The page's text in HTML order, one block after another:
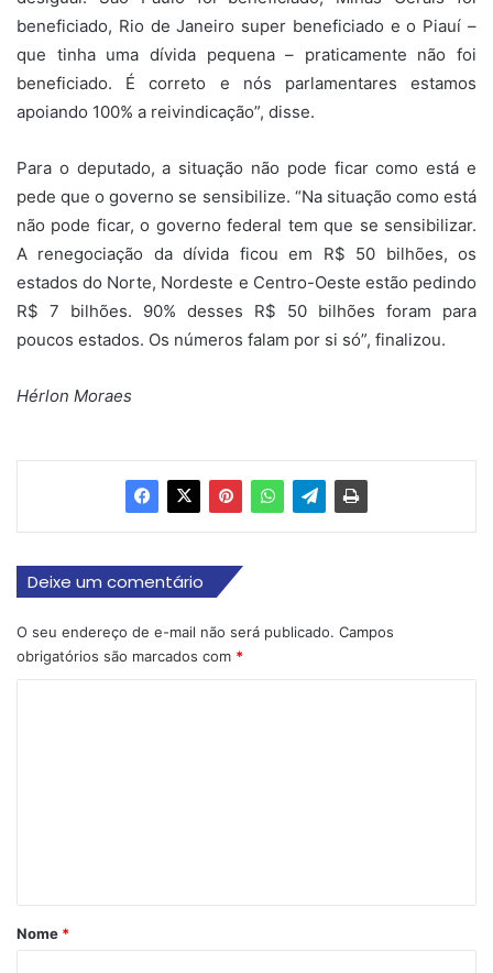
beneficiado, Rio de Janeiro super beneficiado e o Piauí –
que tinha uma dívida pequena – praticamente não foi
beneficiado. É correto e nós parlamentares estamos
apoiando 100% a reivindicação”, disse.
Para o deputado, a situação não pode ficar como está e
pede que o governo se sensibilize. “Na situação como está
não pode ficar, o governo federal tem que se sensibilizar.
A renegociação da dívida ficou em R$ 50 bilhões, os
estados do Norte, Nordeste e Centro-Oeste estão pedindo
R$ 7 bilhões. 90% desses R$ 50 bilhões foram para
poucos estados. Os números falam por si só”, finalizou.
Hérlon Moraes
Deixe um comentário
O seu endereço de e-mail não será publicado. Campos
obrigatórios são marcados com *
rNome *